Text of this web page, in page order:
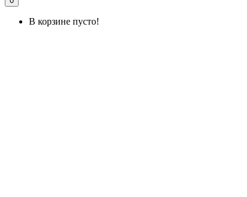
В корзине пусто!